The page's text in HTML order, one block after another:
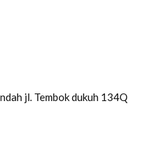
jl. Tembok dukuh 134Q